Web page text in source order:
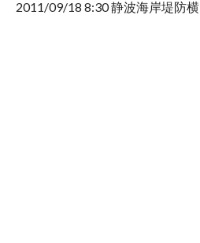
2011/09/18 8:30 静波海岸堤防横